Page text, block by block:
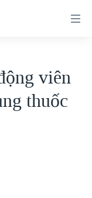
viên
thuốc